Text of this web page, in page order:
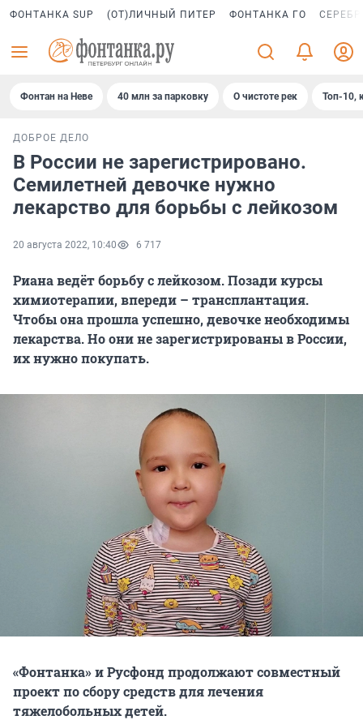
ФОНТАНКА SUP (ОТ)ЛИЧНЫЙ ПИТЕР ФОНТАНКА ГО
Фонтан на Неве 40 млн за парковку О чистоте рек Топ-10,
ДОБРОЕ ДЕЛО
В России не зарегистрировано.
Семилетней девочке нужно
лекарство для борьбы с лейкозом
20 августа 2022, 10:40 6 717
Риана ведёт борьбу с лейкозом. Позади курсы
химиотерапии, впереди – трансплантация.
Чтобы она прошла успешно, девочке необходимы
лекарства. Но они не зарегистрированы в России,
их нужно покупать.
«Фонтанка» и Русфонд продолжают совместный
проект по сбору средств для лечения
тяжелобольных детей.